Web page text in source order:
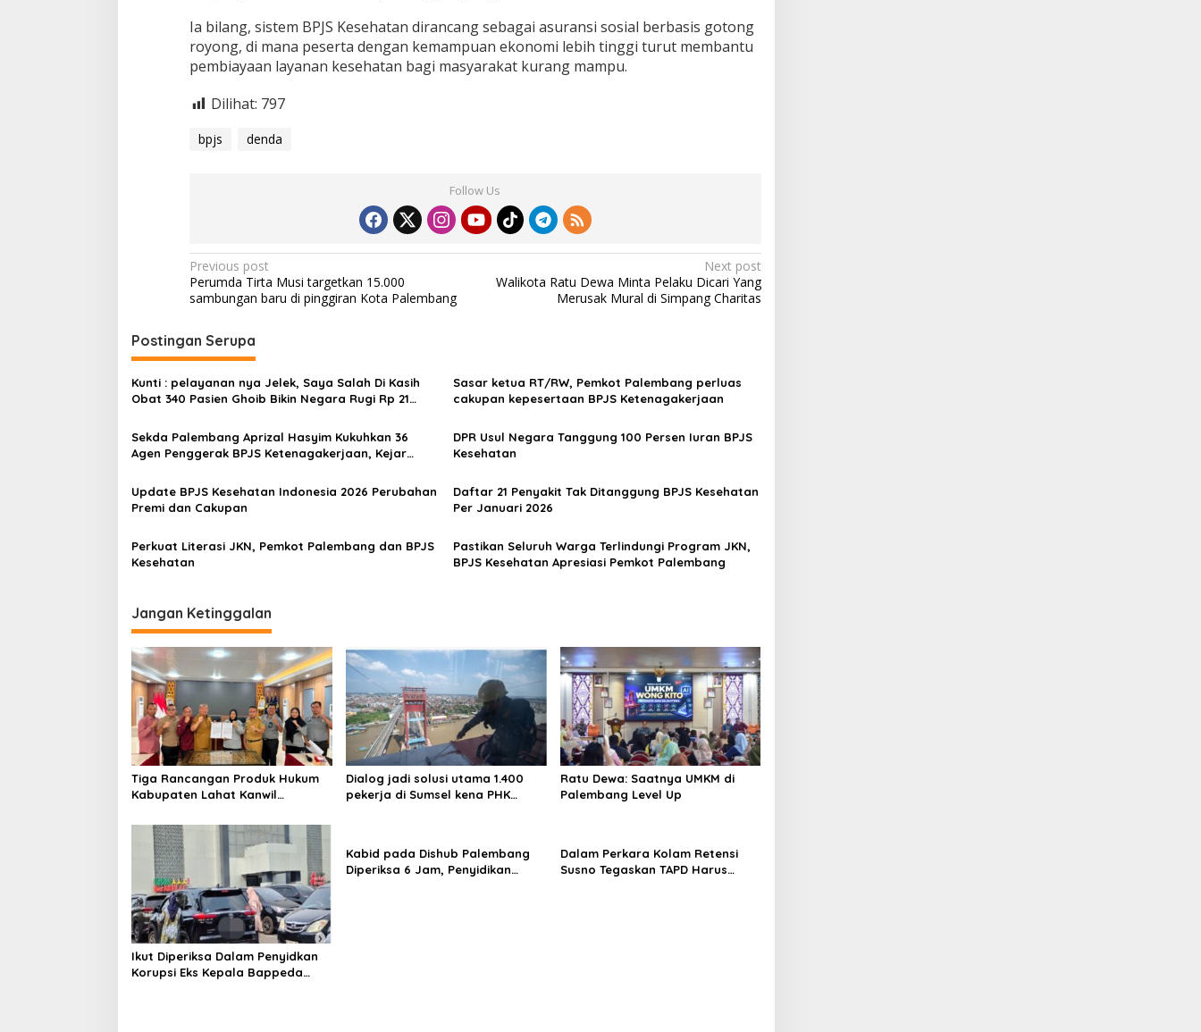
Ia bilang, sistem BPJS Kesehatan dirancang sebagai asuransi sosial berbasis gotong
royong, di mana peserta dengan kemampuan ekonomi lebih tinggi turut membantu
pembiayaan layanan kesehatan bagi masyarakat kurang mampu.
Dilihat: 797
bpjs denda
Follow Us
P
o
t
n
a
i
g
a
t
i
o
Previous post
Perumda Tirta Musi targetkan 15.000
sambungan baru di pinggiran Kota Palembang
Next post
Walikota Ratu Dewa Minta Pelaku Dicari Yang
Merusak Mural di Simpang Charitas
Postingan Serupa
Kunti : pelayanan nya Jelek, Saya Salah Di Kasih
Obat 340 Pasien Ghoib Bikin Negara Rugi Rp 21
Sasar ketua RT/RW, Pemkot Palembang perluas
cakupan kepesertaan BPJS Ketenagakerjaan
Sekda Palembang Aprizal Hasyim Kukuhkan 36
Agen Penggerak BPJS Ketenagakerjaan, Kejar
DPR Usul Negara Tanggung 100 Persen Iuran BPJS
Kesehatan
Update BPJS Kesehatan Indonesia 2026 Perubahan
Premi dan Cakupan
Daftar 21 Penyakit Tak Ditanggung BPJS Kesehatan
Per Januari 2026
Perkuat Literasi JKN, Pemkot Palembang dan BPJS
Kesehatan
Pastikan Seluruh Warga Terlindungi Program JKN,
BPJS Kesehatan Apresiasi Pemkot Palembang
Jangan Ketinggalan
Tiga Rancangan Produk Hukum
Kabupaten Lahat Kanwil
Dialog jadi solusi utama 1.400
pekerja di Sumsel kena PHK
Ratu Dewa: Saatnya UMKM di
Palembang Level Up
Ikut Diperiksa Dalam Penyidkan
Korupsi Eks Kepala Bappeda
Kabid pada Dishub Palembang
Diperiksa 6 Jam, Penyidikan
Dalam Perkara Kolam Retensi
Susno Tegaskan TAPD Harus